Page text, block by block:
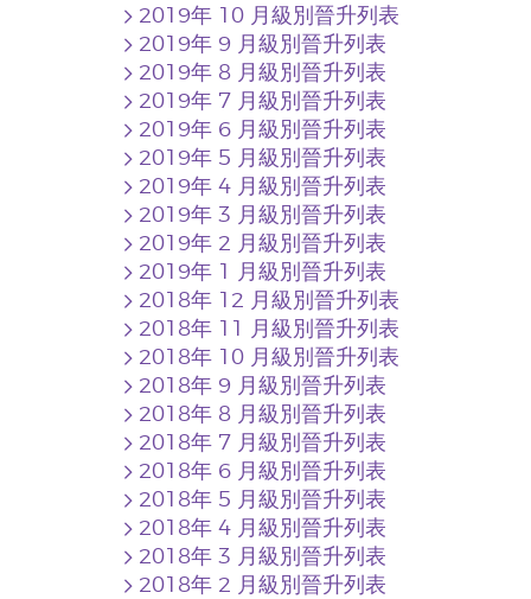
2019年 10 月級別晉升列表
2019年 9 月級別晉升列表
2019年 8 月級別晉升列表
2019年 7 月級別晉升列表
2019年 6 月級別晉升列表
2019年 5 月級別晉升列表
2019年 4 月級別晉升列表
2019年 3 月級別晉升列表
2019年 2 月級別晉升列表
2019年 1 月級別晉升列表
2018年 12 月級別晉升列表
2018年 11 月級別晉升列表
2018年 10 月級別晉升列表
2018年 9 月級別晉升列表
2018年 8 月級別晉升列表
2018年 7 月級別晉升列表
2018年 6 月級別晉升列表
2018年 5 月級別晉升列表
2018年 4 月級別晉升列表
2018年 3 月級別晉升列表
2018年 2 月級別晉升列表